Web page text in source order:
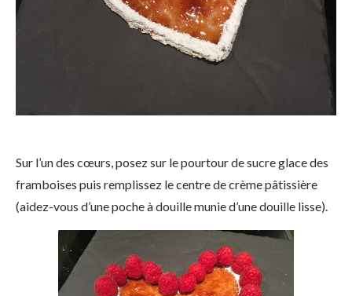
Sur l’un des cœurs, posez sur le pourtour de sucre glace des
framboises puis remplissez le centre de crème pâtissière
(aidez-vous d’une poche à douille munie d’une douille lisse).